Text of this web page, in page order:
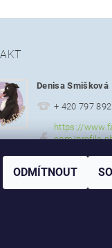
Denisa Smišková
+ 420 797
https://
com/
ODMÍTNOUT